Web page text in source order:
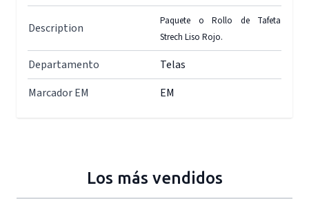
Description
Paquete o Rollo de Tafeta
Strech Liso Rojo.
Departamento
Telas
Marcador EM
EM
Los más vendidos